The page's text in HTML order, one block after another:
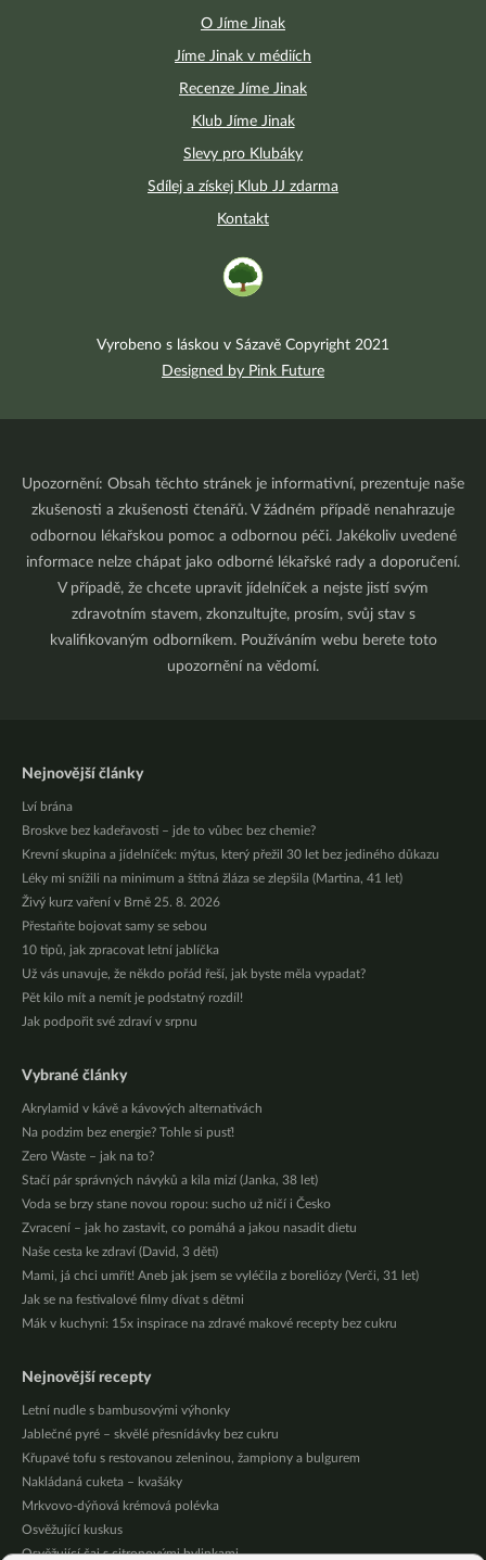
O Jíme Jinak
Jíme Jinak v médiích
Recenze Jíme Jinak
Klub Jíme Jinak
Slevy pro Klubáky
Sdílej a získej Klub JJ zdarma
Kontakt
Vyrobeno s láskou v Sázavě Copyright 2021
Designed by Pink Future
Upozornění: Obsah těchto stránek je informativní, prezentuje naše
zkušenosti a zkušenosti čtenářů. V žádném případě nenahrazuje
odbornou lékařskou pomoc a odbornou péči. Jakékoliv uvedené
informace nelze chápat jako odborné lékařské rady a doporučení.
V případě, že chcete upravit jídelníček a nejste jistí svým
zdravotním stavem, zkonzultujte, prosím, svůj stav s
kvalifikovaným odborníkem. Používáním webu berete toto
upozornění na vědomí.
Nejnovější články
Lví brána
Broskve bez kadeřavosti – jde to vůbec bez chemie?
Krevní skupina a jídelníček: mýtus, který přežil 30 let bez jediného důkazu
Léky mi snížili na minimum a štítná žláza se zlepšila (Martina, 41 let)
Živý kurz vaření v Brně 25. 8. 2026
Přestaňte bojovat samy se sebou
10 tipů, jak zpracovat letní jablíčka
Už vás unavuje, že někdo pořád řeší, jak byste měla vypadat?
Pět kilo mít a nemít je podstatný rozdíl!
Jak podpořit své zdraví v srpnu
Vybrané články
Akrylamid v kávě a kávových alternativách
Na podzim bez energie? Tohle si pusť!
Zero Waste – jak na to?
Stačí pár správných návyků a kila mizí (Janka, 38 let)
Voda se brzy stane novou ropou: sucho už ničí i Česko
Zvracení – jak ho zastavit, co pomáhá a jakou nasadit dietu
Naše cesta ke zdraví (David, 3 děti)
Mami, já chci umřít! Aneb jak jsem se vyléčila z boreliózy (Verči, 31 let)
Jak se na festivalové filmy dívat s dětmi
Mák v kuchyni: 15x inspirace na zdravé makové recepty bez cukru
Nejnovější recepty
Letní nudle s bambusovými výhonky
Jablečné pyré – skvělé přesnídávky bez cukru
Křupavé tofu s restovanou zeleninou, žampiony a bulgurem
Nakládaná cuketa – kvašáky
Mrkvovo-dýňová krémová polévka
Osvěžující kuskus
Osvěžující čaj s citronovými bylinkami